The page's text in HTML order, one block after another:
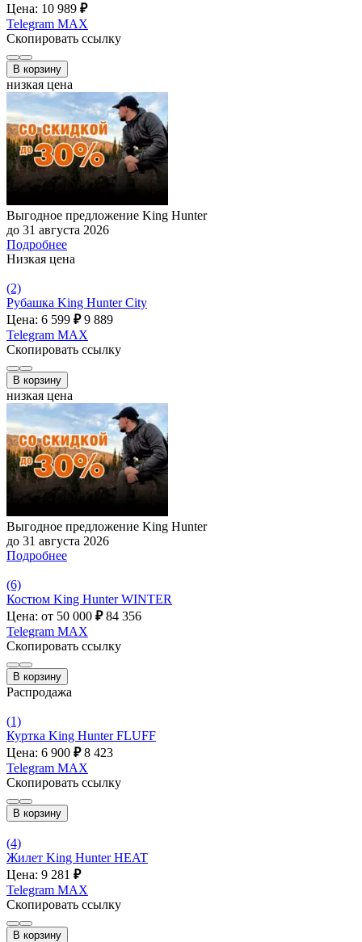
Цена: 10 989 ₽
Telegram MAX
Скопировать ссылку
В корзину
низкая цена
Выгодное предложение King Hunter
до 31 августа 2026
Подробнее
Низкая цена
(2)
Рубашка King Hunter City
Цена: 6 599 ₽ 9 889
Telegram MAX
Скопировать ссылку
В корзину
низкая цена
Выгодное предложение King Hunter
до 31 августа 2026
Подробнее
(6)
Костюм King Hunter WINTER
Цена: от 50 000 ₽ 84 356
Telegram MAX
Скопировать ссылку
В корзину
Распродажа
(1)
Куртка King Hunter FLUFF
Цена: 6 900 ₽ 8 423
Telegram MAX
Скопировать ссылку
В корзину
(4)
Жилет King Hunter HEAT
Цена: 9 281 ₽
Telegram MAX
Скопировать ссылку
В корзину